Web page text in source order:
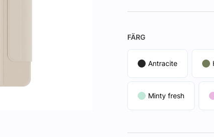
FÄRG
Antracite
Minty fresh